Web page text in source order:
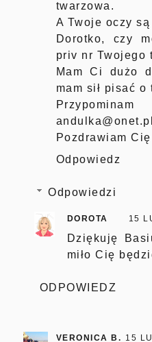
twarzowa.
A Twoje oczy
Dorotko, czy
priv nr Twojego
Mam Ci dużo
mam sił pisać o
andulka@onet.pl
Pozdrawiam Cię
Odpowiedz
Odpowiedzi
DOROTA 15
Dziękuję
miło Cię
ODPOWIEDZ
VERONICA B. 15